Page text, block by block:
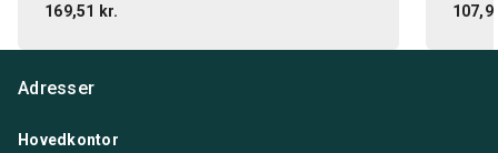
169,51 kr.
Adresser
Hovedkontor